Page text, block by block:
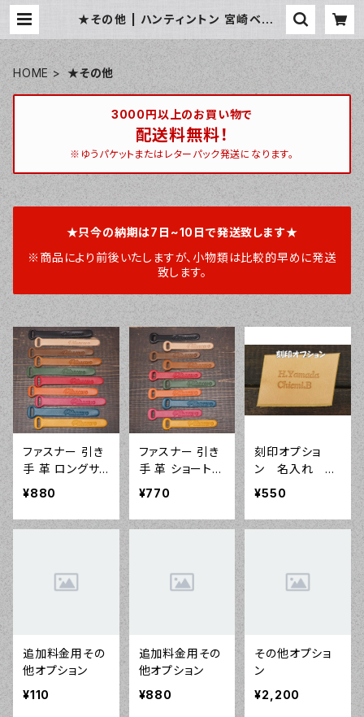
★その他 | ハンティントン 宮崎ベース
HOME ★その他
3000円以上のお買い物で
配送料無料！
※ゆうパケットまたはレターパック発送になります。
★只今の納期は7日~10日で発送致します★
※商品により前後いたしますが、小物類は比較的早めに発送
致します。
ファスナー 引き
手 革 ロングサ
イズ（L）3本セッ
¥880
ファスナー 引き
手 革 ショートサ
イズ（M）3本セッ
¥770
刻印オプショ
ン 名入れ イ
ニシャル
¥550
追加料金用その
他オプション
¥110
追加料金用その
他オプション
¥880
その他オプショ
ン
¥2,200